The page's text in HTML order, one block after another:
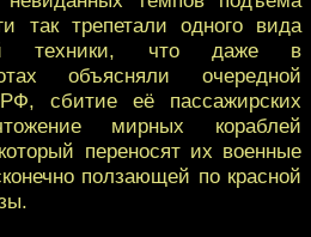
так трепетали одного вида
техники, что даже в
объясняли очередной
сбитие её пассажирских
мирных кораблей
переносят их военные
ползающей по красной